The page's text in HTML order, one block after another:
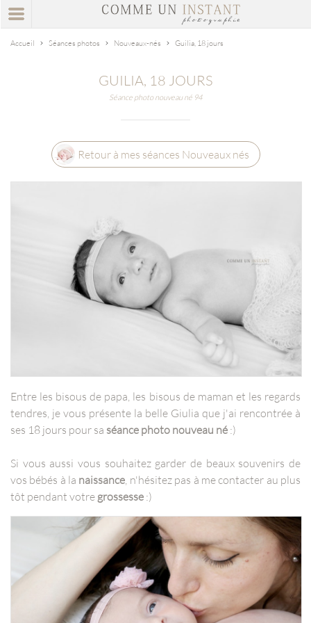
Accueil Séances photos Nouveaux-nés Guilia, 18 jours
GUILIA, 18 JOURS
Séance photo nouveau né 94
Retour à mes séances Nouveaux nés
Entre les bisous de papa, les bisous de maman et les regards
tendres, je vous présente la belle Giulia que j'ai rencontrée à
ses 18 jours pour sa séance photo nouveau né :)
Si vous aussi vous souhaitez garder de beaux souvenirs de
vos bébés à la naissance , n'hésitez pas à me contacter au plus
tôt pendant votre grossesse :)